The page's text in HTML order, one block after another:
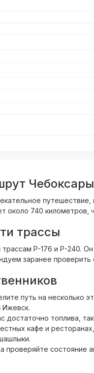
около 740 километров,
трассы
Р-176 и Р-240.
заранее
путь на несколько
Ижевск.
достаточно топлива,
кафе и
проверяйте состояние